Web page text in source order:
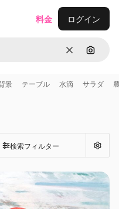
消去 画像で
料金 ログイン
景 テーブル 水滴 サラダ
検索フィルター